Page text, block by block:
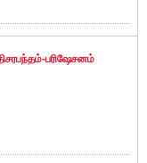
பரிஷேசனம்